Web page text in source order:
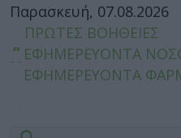
Παρασκευή, 07.08.2026
ΠΡΩΤΕΣ ΒΟΗΘΕΙΕΣ
ΕΦΗΜΕΡΕΥΟΝΤΑ
ΕΦΗΜΕΡΕΥΟΝΤΑ